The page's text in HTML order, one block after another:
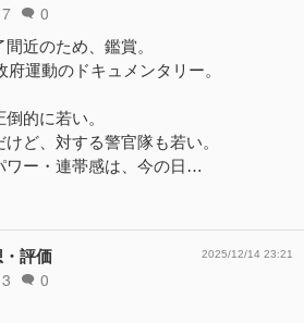
7 0
近のため、鑑賞。
府運動のドキュメンタリー。
的に若い。
ど、対する警官隊も若い。
ワー・連帯感は、今の日…
評価
3 0
2025/12/14 23:21